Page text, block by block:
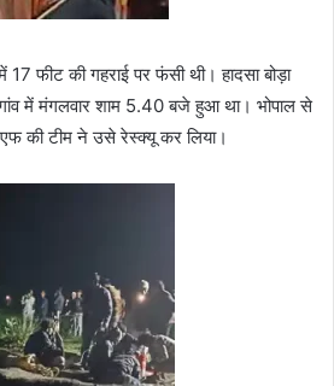
फीट की गहराई पर फंसी थी। हादसा बोड़ा
गांव में मंगलवार शाम 5.40 बजे हुआ था। भोपाल से
की टीम ने उसे रेस्क्यू कर लिया।